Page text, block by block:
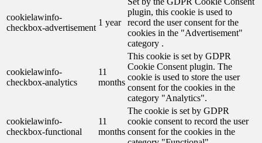
cookielawinfo-
checkbox-advertisement
1 year
plugin, this cookie is used to
record the user consent for the
cookies in the "Advertisement"
category .
cookielawinfo-
checkbox-analytics
11
months
This cookie is set by GDPR
Cookie Consent plugin. The
cookie is used to store the user
consent for the cookies in the
category "Analytics".
cookielawinfo-
checkbox-functional
11
months
The cookie is set by GDPR
cookie consent to record the user
consent for the cookies in the